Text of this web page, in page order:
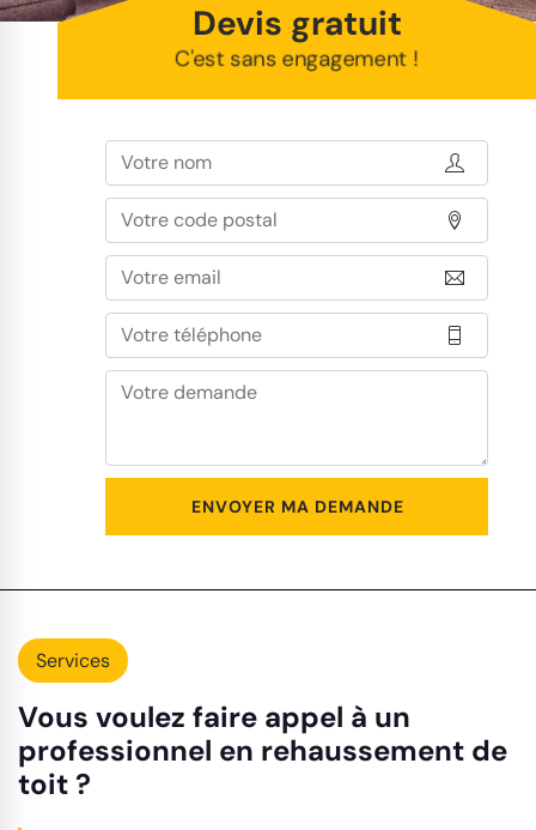
Devis gratuit
C'est sans engagement !
Services
Vous voulez faire appel à un
professionnel en rehaussement de
toit ?